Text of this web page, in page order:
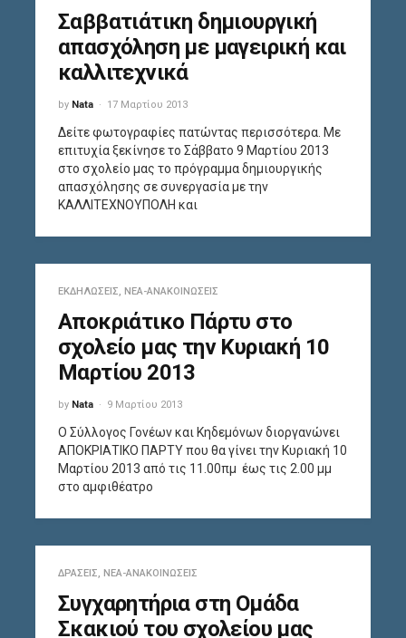
Σαββατιάτικη δημιουργική
απασχόληση με μαγειρική και
καλλιτεχνικά
by Nata 17 Μαρτίου 2013
Δείτε φωτογραφίες πατώντας περισσότερα. Με
επιτυχία ξεκίνησε το Σάββατο 9 Μαρτίου 2013
στο σχολείο μας το πρόγραμμα δημιουργικής
απασχόλησης σε συνεργασία με την
ΚΑΛΛΙΤΕΧΝΟΥΠΟΛΗ και
ΕΚΔΗΛΏΣΕΙΣ, ΝΈΑ-ΑΝΑΚΟΙΝΏΣΕΙΣ
Αποκριάτικο Πάρτυ στο
σχολείο μας την Κυριακή 10
Μαρτίου 2013
by Nata 9 Μαρτίου 2013
Ο Σύλλογος Γονέων και Κηδεμόνων διοργανώνει
ΑΠΟΚΡΙΑΤΙΚΟ ΠΑΡΤΥ που θα γίνει την Κυριακή 10
Μαρτίου 2013 από τις 11.00πμ έως τις 2.00 μμ
στο αμφιθέατρο
ΔΡΆΣΕΙΣ, ΝΈΑ-ΑΝΑΚΟΙΝΏΣΕΙΣ
Συγχαρητήρια στη Ομάδα
Σκακιού του σχολείου μας